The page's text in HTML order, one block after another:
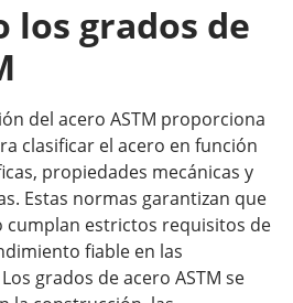
los grados de
del acero ASTM proporciona
clasificar el acero en función
propiedades mecánicas y
Estas normas garantizan que
cumplan estrictos requisitos de
fiable en las
grados de acero ASTM se